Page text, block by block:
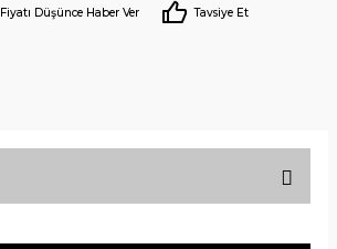
Fiyatı Düşünce Haber Ver Tavsiye Et